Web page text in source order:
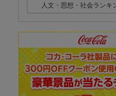
人文・思想・社会ランキ